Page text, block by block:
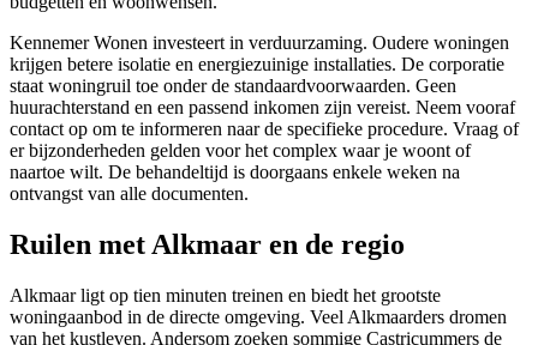
Kennemer Wonen investeert in verduurzaming. Oudere woningen
krijgen betere isolatie en energiezuinige installaties. De corporatie
staat woningruil toe onder de standaardvoorwaarden. Geen
huurachterstand en een passend inkomen zijn vereist. Neem vooraf
contact op om te informeren naar de specifieke procedure. Vraag of
er bijzonderheden gelden voor het complex waar je woont of
naartoe wilt. De behandeltijd is doorgaans enkele weken na
ontvangst van alle documenten.
Ruilen met Alkmaar en de regio
Alkmaarligt op tien minuten treinen en biedt het grootste
woningaanbod in de directe omgeving. Veel Alkmaarders dromen
van het kustleven. Andersom zoeken sommige Castricummers de